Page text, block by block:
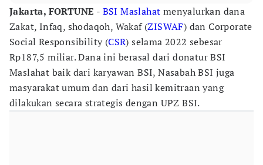
Jakarta, FORTUNE - BSI Maslahat menyalurkan dana
Zakat, Infaq, shodaqoh, Wakaf (ZISWAF) dan Corporate
Social Responsibility (CSR) selama 2022 sebesar
Rp187,5 miliar. Dana ini berasal dari donatur BSI
Maslahat baik dari karyawan BSI, Nasabah BSI juga
masyarakat umum dan dari hasil kemitraan yang
dilakukan secara strategis dengan UPZ BSI.